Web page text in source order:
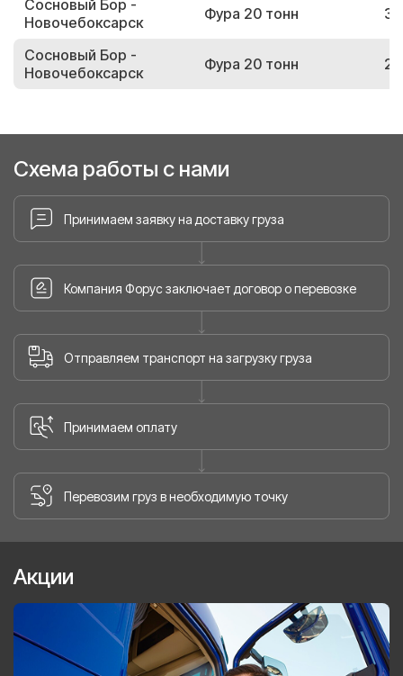
Сосновый Бор -
Новочебоксарск
Фура 20 тонн
Сосновый Бор -
Новочебоксарск
Фура 20 тонн
Схема работы с нами
Принимаем заявку на доставку груза
Компания Форус заключает договор о перевозке
Отправляем транспорт на загрузку груза
Принимаем оплату
Перевозим груз в необходимую точку
Акции